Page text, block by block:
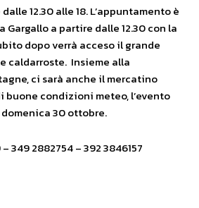
12.30 alle 18. L’appuntamento è
Gargallo a partire dalle 12.30 con la
dopo verrà acceso il grande
caldarroste. Insieme alla
ci sarà anche il mercatino
buone condizioni meteo, l’evento
30 ottobre.
349 2882754 – 392 3846157